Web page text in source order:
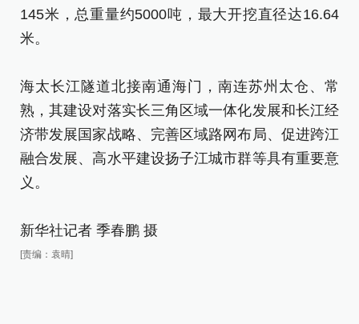
145米，总重量约5000吨，最大开挖直径达16.64
米。
海太长江隧道北接南通海门，南连苏州太仓、常
熟，其建设对落实长三角区域一体化发展和长江经
济带发展国家战略、完善区域路网布局、促进跨江
融合发展、高水平建设扬子江城市群等具有重要意
义。
新华社记者 季春鹏 摄
[责编：袁晴]